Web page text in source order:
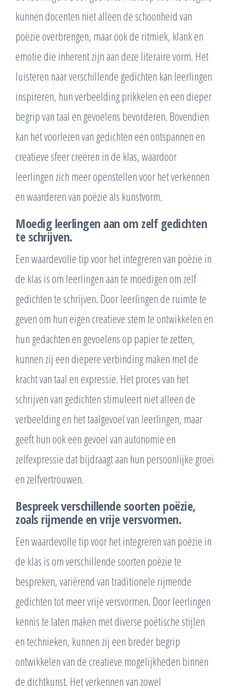
kunnen docenten niet alleen de schoonheid van
poëzie overbrengen, maar ook de ritmiek, klank en
emotie die inherent zijn aan deze literaire vorm. Het
luisteren naar verschillende gedichten kan leerlingen
inspireren, hun verbeelding prikkelen en een dieper
begrip van taal en gevoelens bevorderen. Bovendien
kan het voorlezen van gedichten een ontspannen en
creatieve sfeer creëren in de klas, waardoor
leerlingen zich meer openstellen voor het verkennen
en waarderen van poëzie als kunstvorm.
Moedig leerlingen aan om zelf gedichten
te schrijven.
Een waardevolle tip voor het integreren van poëzie in
de klas is om leerlingen aan te moedigen om zelf
gedichten te schrijven. Door leerlingen de ruimte te
geven om hun eigen creatieve stem te ontwikkelen en
hun gedachten en gevoelens op papier te zetten,
kunnen zij een diepere verbinding maken met de
kracht van taal en expressie. Het proces van het
schrijven van gedichten stimuleert niet alleen de
verbeelding en het taalgevoel van leerlingen, maar
geeft hun ook een gevoel van autonomie en
zelfexpressie dat bijdraagt aan hun persoonlijke groei
en zelfvertrouwen.
Bespreek verschillende soorten poëzie,
zoals rijmende en vrije versvormen.
Een waardevolle tip voor het integreren van poëzie in
de klas is om verschillende soorten poëzie te
bespreken, variërend van traditionele rijmende
gedichten tot meer vrije versvormen. Door leerlingen
kennis te laten maken met diverse poëtische stijlen
en technieken, kunnen zij een breder begrip
ontwikkelen van de creatieve mogelijkheden binnen
de dichtkunst. Het verkennen van zowel